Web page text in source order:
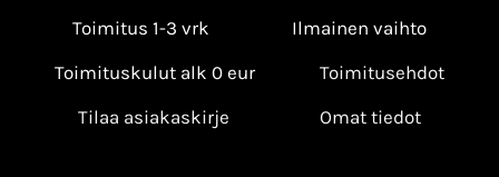
Toimitus 1-3 vrk
Ilmainen vaihto
Toimituskulut alk 0 eur
Toimitusehdot
Tilaa asiakaskirje
Omat tiedot